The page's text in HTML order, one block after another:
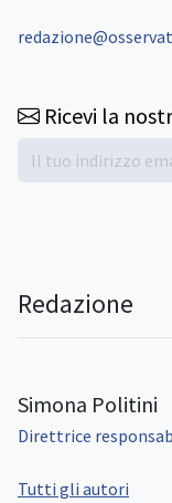
Ricevi la
Redazione
Simona Politini
Direttrice
Tutti gli autori